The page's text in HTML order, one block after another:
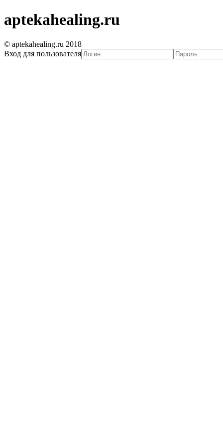
aptekahealing.ru
© aptekahealing.ru 2018
Вход для пользователя